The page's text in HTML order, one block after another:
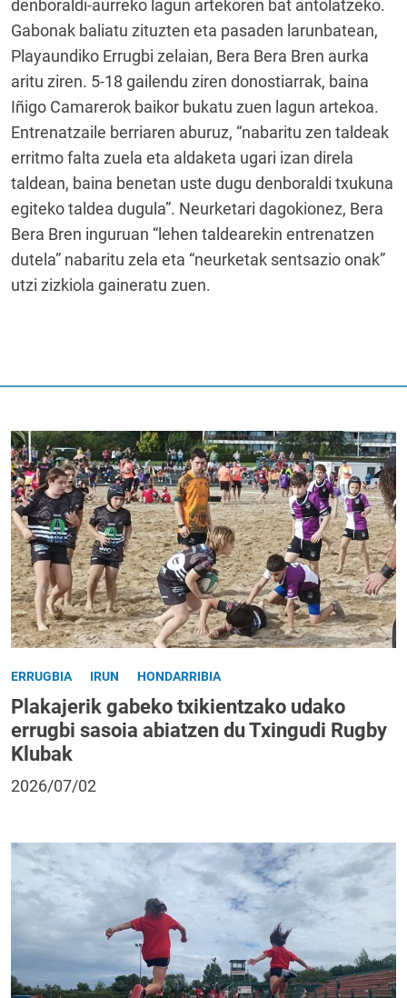
denboraldi-aurreko lagun artekoren bat antolatzeko.
Gabonak baliatu zituzten eta pasaden larunbatean,
Playaundiko Errugbi zelaian, Bera Bera Bren aurka
aritu ziren. 5-18 gailendu ziren donostiarrak, baina
Iñigo Camarerok baikor bukatu zuen lagun artekoa.
Entrenatzaile berriaren aburuz, “nabaritu zen taldeak
erritmo falta zuela eta aldaketa ugari izan direla
taldean, baina benetan uste dugu denboraldi txukuna
egiteko taldea dugula”. Neurketari dagokionez, Bera
Bera Bren inguruan “lehen taldearekin entrenatzen
dutela” nabaritu zela eta “neurketak sentsazio onak”
utzi zizkiola gaineratu zuen.
ERRUGBIA IRUN HONDARRIBIA
Plakajerik gabeko txikientzako udako
errugbi sasoia abiatzen du Txingudi Rugby
Klubak
2026/07/02